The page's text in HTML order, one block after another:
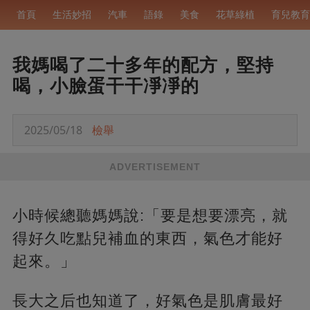
首頁 生活妙招 汽車 語錄 美食 花草綠植 育兒教育
我媽喝了二十多年的配方，堅持
喝，小臉蛋干干凈凈的
2025/05/18 檢舉
ADVERTISEMENT
小時候總聽媽媽說:「要是想要漂亮，就
得好久吃點兒補血的東西，氣色才能好
起來。」
長大之后也知道了，好氣色是肌膚最好